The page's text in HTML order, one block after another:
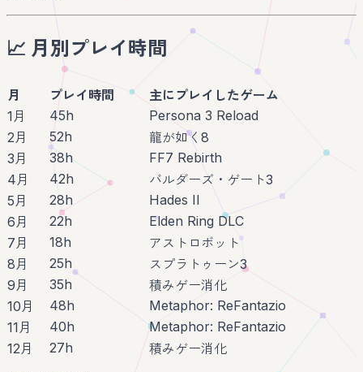
📈 月別プレイ時間
月 プレイ時間
主にプレイしたゲーム
1月
45h
Persona 3 Reload
2月
52h
龍が如く8
3月
38h
FF7 Rebirth
4月
42h
バルダーズ・ゲート3
5月
28h
Hades II
6月
22h
Elden Ring DLC
7月
18h
アストロボット
8月
25h
スプラトゥーン3
9月
35h
積みゲー消化
10月
48h
Metaphor: ReFantazio
11月
40h
Metaphor: ReFantazio
12月
27h 積みゲー消化